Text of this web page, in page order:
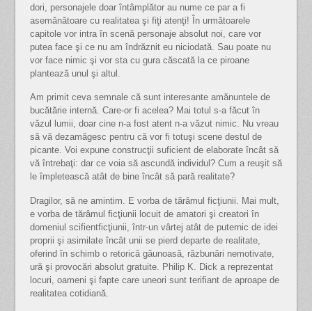
dori, personajele doar întâmplător au nume ce par a fi
asemănătoare cu realitatea şi fiţi atenţi! În următoarele
capitole vor intra în scenă personaje absolut noi, care vor
putea face şi ce nu am îndrăznit eu niciodată. Sau poate nu
vor face nimic şi vor sta cu gura căscată la ce piroane
plantează unul şi altul.
Am primit ceva semnale că sunt interesante amănuntele de
bucătărie internă. Care-or fi acelea? Mai totul s-a făcut în
văzul lumii, doar cine n-a fost atent n-a văzut nimic. Nu vreau
să vă dezamăgesc pentru că vor fi totuşi scene destul de
picante. Voi expune construcţii suficient de elaborate încât să
vă întrebaţi: dar ce voia să ascundă individul? Cum a reuşit să
le împletească atât de bine încât să pară realitate?
Dragilor, să ne amintim. E vorba de tărâmul ficţiunii. Mai mult,
e vorba de tărâmul ficţiunii locuit de amatori şi creatori în
domeniul scifientficţiunii, într-un vârtej atât de puternic de idei
proprii şi asimilate încât unii se pierd departe de realitate,
oferind în schimb o retorică găunoasă, răzbunări nemotivate,
ură şi provocări absolut gratuite. Philip K. Dick a reprezentat
locuri, oameni şi fapte care uneori sunt terifiant de aproape de
realitatea cotidiană.